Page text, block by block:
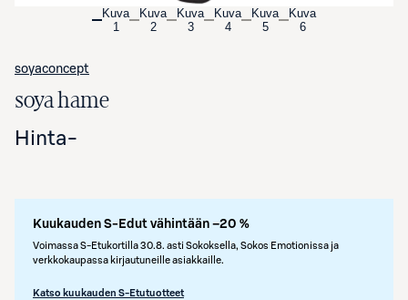
Kuva
1
Kuva
2
Kuva
3
Kuva
4
Kuva
5
Kuva
6
soyaconcept
soya hame
Hinta-
Kuukauden S-Edut vähintään –20 %
Voimassa S-Etukortilla 30.8. asti Sokoksella, Sokos Emotionissa ja
verkkokaupassa kirjautuneille asiakkaille.
Katso kuukauden S-Etutuotteet